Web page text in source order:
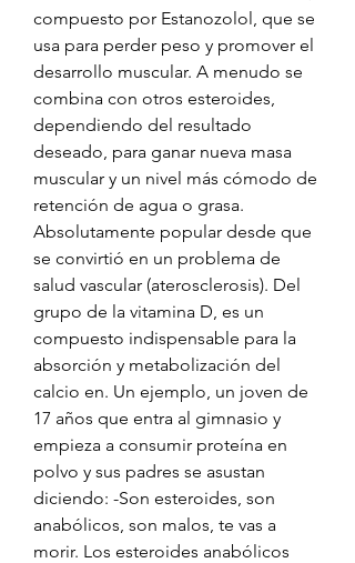
compuesto por Estanozolol, que se
usa para perder peso y promover el
desarrollo muscular. A menudo se
combina con otros esteroides,
dependiendo del resultado
deseado, para ganar nueva masa
muscular y un nivel más cómodo de
retención de agua o grasa.
Absolutamente popular desde que
se convirtió en un problema de
salud vascular (aterosclerosis). Del
grupo de la vitamina D, es un
compuesto indispensable para la
absorción y metabolización del
calcio en. Un ejemplo, un joven de
17 años que entra al gimnasio y
empieza a consumir proteína en
polvo y sus padres se asustan
diciendo: -Son esteroides, son
anabólicos, son malos, te vas a
morir. Los esteroides anabólicos